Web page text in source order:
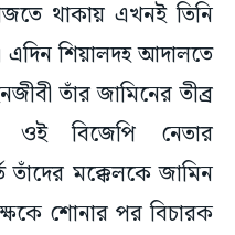
থাকায় এখনই তিনি
এদিন শিয়ালদহ আদালতে
তাঁর জামিনের তীব্র
ওই বিজেপি নেতার
মক্কেলকে জামিন
শোনার পর বিচারক